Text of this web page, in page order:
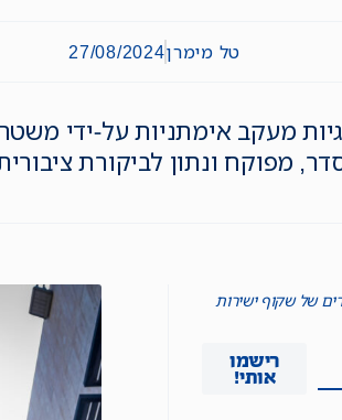
טל מימרן27/08/2024
מעקב אימתניות על-ידי
מפוקח ונתון לביקורת
של שקוף ישירות
רישמו
אותי!